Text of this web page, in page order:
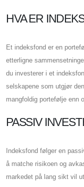
HVA ER
Et indeksfond er en
etterligne
du investerer i et
selskapene som utgjør
mangfoldig portefølje enn
PASSIV
Indeksfond følger en
å matche risikoen og
markedet på lang sikt vil